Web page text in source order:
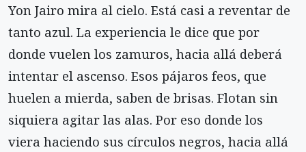
Yon Jairo mira al cielo. Está casi a reventar de
tanto azul. La experiencia le dice que por
donde vuelen los zamuros, hacia allá deberá
intentar el ascenso. Esos pájaros feos, que
huelen a mierda, saben de brisas. Flotan sin
siquiera agitar las alas. Por eso donde los
viera haciendo sus círculos negros, hacia allá